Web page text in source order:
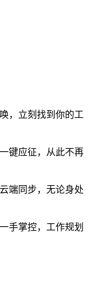
，立刻找到你的工
键应征，从此不再
端同步，无论身处
掌控，工作规划